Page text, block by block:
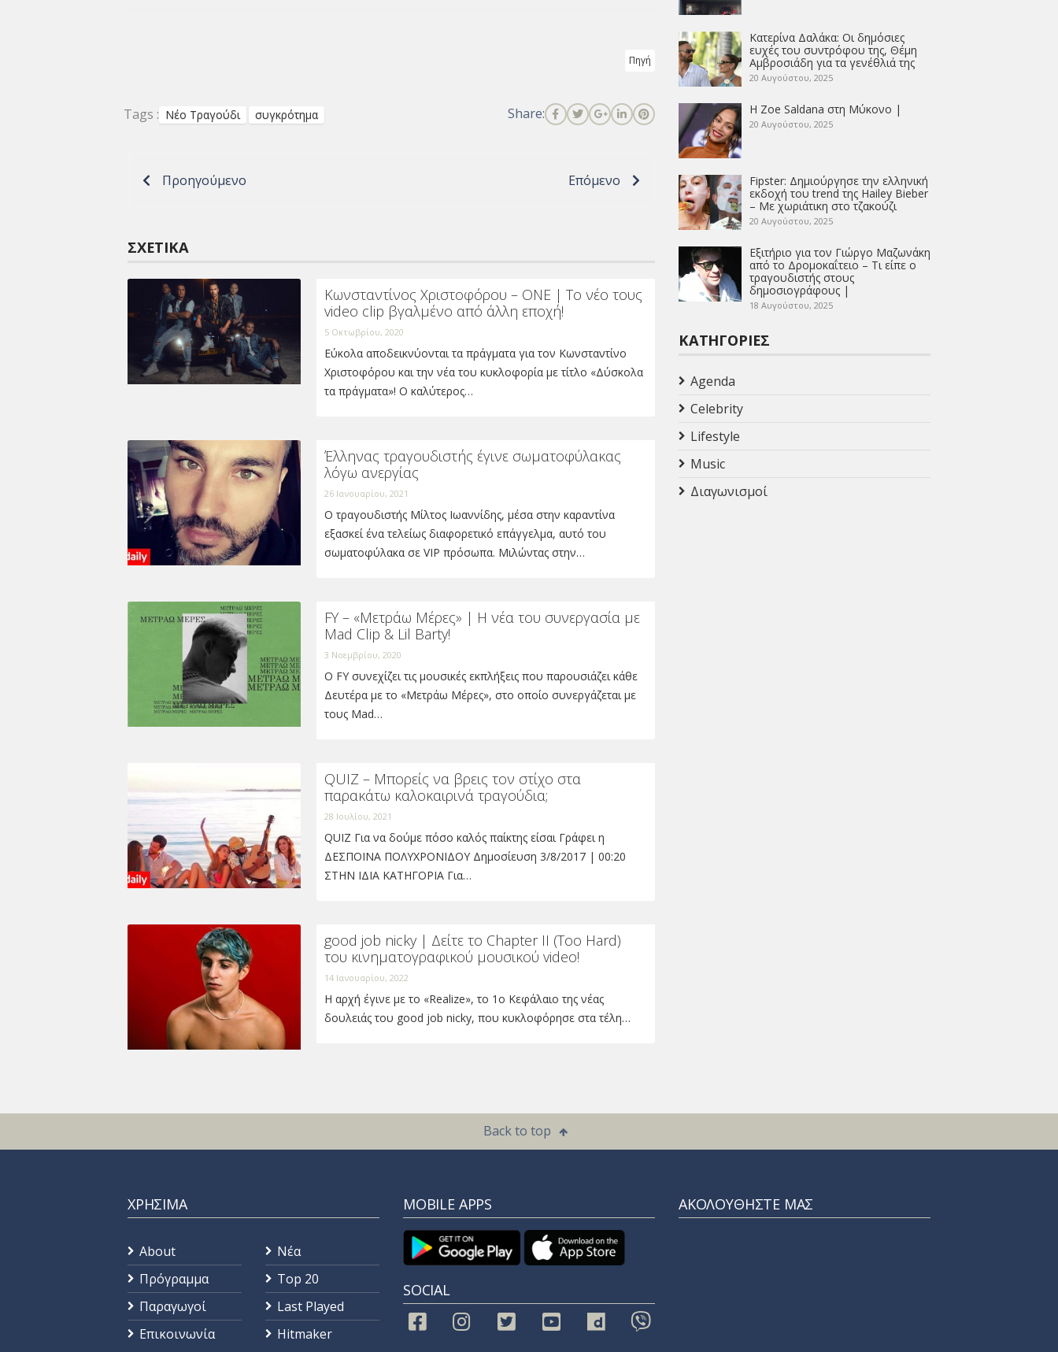
Πηγή
Tags : Νέο Τραγούδι συγκρότημα Share:
Προηγούμενο Επόμενο
ΣΧΕΤΙΚΆ
Κωνσταντίνος Χριστοφόρου – ONE | Το νέο τους
video clip βγαλμένο από άλλη εποχή!
5 Οκτωβρίου, 2020
Εύκολα αποδεικνύονται τα πράγματα για τον Κωνσταντίνο
Χριστοφόρου και την νέα του κυκλοφορία με τίτλο «Δύσκολα
τα πράγματα»! Ο καλύτερος…
Έλληνας τραγουδιστής έγινε σωματοφύλακας
λόγω ανεργίας
26 Ιανουαρίου, 2021
Ο τραγουδιστής Μίλτος Ιωαννίδης, μέσα στην καραντίνα
εξασκεί ένα τελείως διαφορετικό επάγγελμα, αυτό του
σωματοφύλακα σε VIP πρόσωπα. Μιλώντας στην…
FY – «Μετράω Μέρες» | Η νέα του συνεργασία με
Mad Clip & Lil Barty!
3 Νοεμβρίου, 2020
Ο FY συνεχίζει τις μουσικές εκπλήξεις που παρουσιάζει κάθε
Δευτέρα με το «Μετράω Μέρες», στο οποίο συνεργάζεται με
τους Mad…
QUIZ – Μπορείς να βρεις τον στίχο στα
παρακάτω καλοκαιρινά τραγούδια;
28 Ιουλίου, 2021
QUIZ Για να δούμε πόσο καλός παίκτης είσαι Γράφει η
ΔΕΣΠΟΙΝΑ ΠΟΛΥΧΡΟΝΙΔΟΥ Δημοσίευση 3/8/2017 | 00:20
ΣΤΗΝ ΙΔΙΑ ΚΑΤΗΓΟΡΙΑ Για…
good job nicky | Δείτε το Chapter II (Too Hard)
του κινηματογραφικού μουσικού video!
14 Ιανουαρίου, 2022
Η αρχή έγινε με το «Realize», το 1ο Κεφάλαιο της νέας
δουλειάς του good job nicky, που κυκλοφόρησε στα τέλη…
Κατερίνα Δαλάκα: Οι δημόσιες
ευχές του συντρόφου της, Θέμη
Αμβροσιάδη για τα γενέθλιά της
20 Αυγούστου, 2025
Η Zoe Saldana στη Μύκονο |
20 Αυγούστου, 2025
Fipster: Δημιούργησε την ελληνική
εκδοχή του trend της Hailey Bieber
– Με χωριάτικη στο τζακούζι
20 Αυγούστου, 2025
Εξιτήριο για τον Γιώργο Μαζωνάκη
από το Δρομοκαΐτειο – Τι είπε ο
τραγουδιστής στους
δημοσιογράφους |
18 Αυγούστου, 2025
ΚΑΤΗΓΟΡΊΕΣ
Agenda
Celebrity
Lifestyle
Music
Διαγωνισμοί
Back to top
ΧΡΗΣΙΜΑ
About
Πρόγραμμα
Παραγωγοί
Επικοινωνία
Νέα
Top 20
Last Played
Hitmaker
MOBILE APPS
SOCIAL
ΑΚΟΛΟΥΘΗΣΤΕ ΜΑΣ